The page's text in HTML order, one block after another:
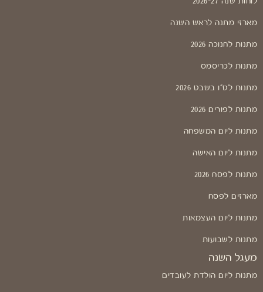
מארזי מתנה לראש השנה
מתנות לחנוכה 2026
מתנות לכריסמס
מתנות לט"ו בשבט 2026
מתנות לפורים 2026
מתנות ליום המשפחה
מתנות ליום האישה
מתנות לפסח 2026
מארזים לפסח
מתנות ליום העצמאות
מתנות לשבועות
מעגל השנה
מתנות ליום הולדת לעובדים